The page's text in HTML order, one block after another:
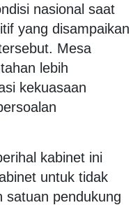
nasional saat
yang disampaikan
Mesa
lebih
kekuasaan
kabinet ini
untuk tidak
satuan pendukung